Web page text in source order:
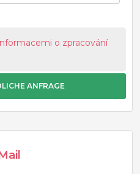
o zpracování
ANFRAGE